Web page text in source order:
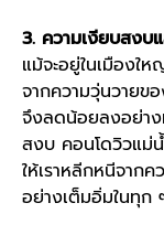
3. ความเงียบสงบ
แม้จะอยู่ในเมืองใ
จากความวุ่นวายข
จึงลดน้อยลงอย่าง
สงบ คอนโดวิวแม่น้
ให้เราหลีกหนีจาก
อย่างเต็มอิ่มในทุก